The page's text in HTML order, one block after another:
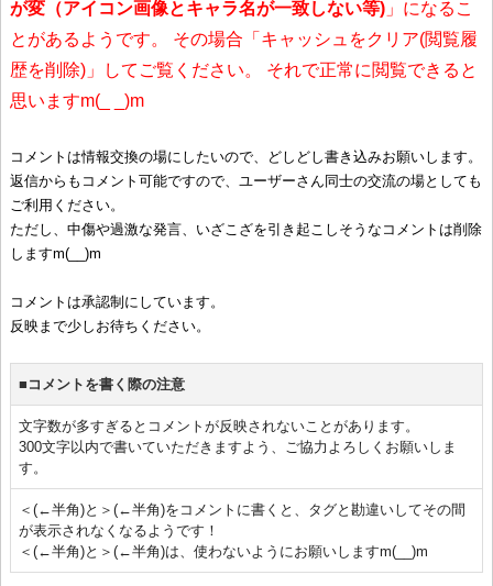
が変（アイコン画像とキャラ名が一致しない等) 」になるこ
とがあるようです。 その場合「キャッシュをクリア(閲覧履
歴を削除)」してご覧ください。 それで正常に閲覧できると
思いますm(_ _)m
コメントは情報交換の場にしたいので、どしどし書き込みお願いします。
返信からもコメント可能ですので、ユーザーさん同士の交流の場としても
ご利用ください。
ただし、中傷や過激な発言、いざこざを引き起こしそうなコメントは削除
しますm(__)m
コメントは承認制にしています。
反映まで少しお待ちください。
■コメントを書く際の注意
文字数が多すぎるとコメントが反映されないことがあります。
300文字以内で書いていただきますよう、ご協力よろしくお願いしま
す。
＜(←半角)と＞(←半角)をコメントに書くと、タグと勘違いしてその間
が表示されなくなるようです！
＜(←半角)と＞(←半角)は、使わないようにお願いしますm(__)m